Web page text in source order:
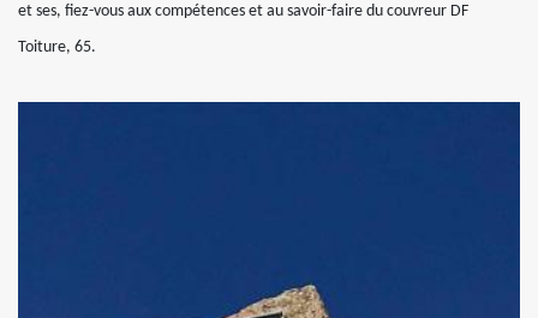
et ses, fiez-vous aux compétences et au savoir-faire du couvreur DF
Toiture, 65.